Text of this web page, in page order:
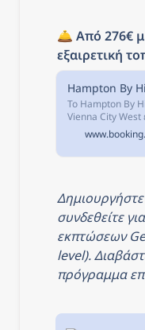
🛎️ Από 276€
εξαιρετική
Το Hampton By
Vienna City West
καταλύματα 3
στον προορισμό
1,4 χλμ μακριά
απόσταση...
συνδεθείτε
εκπτώσεων
level).
πρόγραμμα